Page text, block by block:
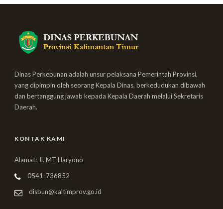
Dinas Perkebunan adalah unsur pelaksana Pemerintah Provinsi,
yang dipimpin oleh seorang Kepala Dinas, berkedudukan dibawah
dan bertanggung jawab kepada Kepala Daerah melalui Sekretaris
Daerah.
KONTAK KAMI
Alamat: Jl. MT Haryono
0541-736852
disbun@kaltimprov.go.id